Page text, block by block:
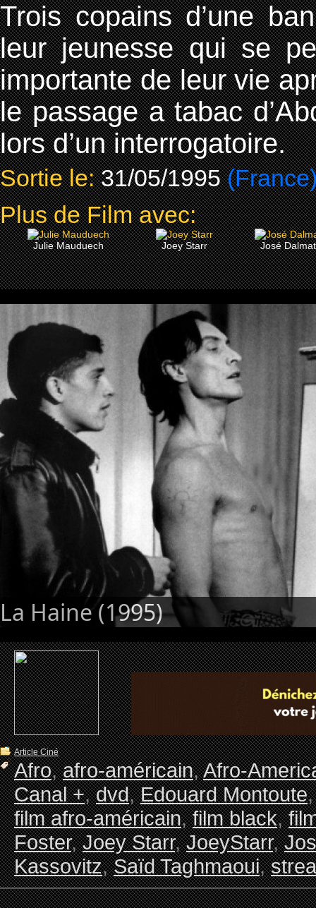
Trois copains d’une
leur jeunesse qui se
importante de leur vie
le passage a tabac
lors d’un interrogatoire.
Sortie le: 31/05/1995
Plus de Film avec:
Julie Mauduech Joey Starr José Dalmat
La Haine (1995)
Article Ciné
Afro,afro-américain,Afro-
Canal +,dvd,Edouard Montoute
film afro-américain,film black,
Foster,Joey Starr,JoeyStarr,
Kassovitz,Saïd Taghmaoui,